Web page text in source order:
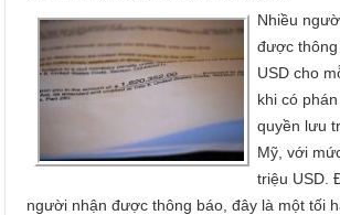
Nhiều
được
USD cho
khi có
quyền lưu
Mỹ, với
triệu USD.
người nhận được thông báo, đây là một tối